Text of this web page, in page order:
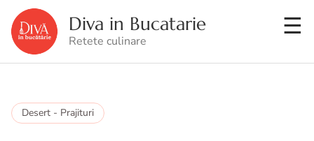
Diva in Bucatarie
Retete culinare
Desert - Prajituri